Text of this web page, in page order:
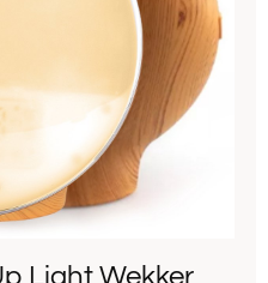
Light Wekker